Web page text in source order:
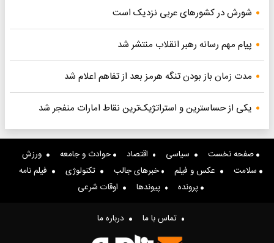
شورش در کشورهای عربی نزدیک است
پیام مهم رسانه رهبر انقلاب منتشر شد
مدت زمان باز بودن تنگه هرمز بعد از تفاهم اعلام شد
یکی از حساسترین و استراتژیک‌ترین نقاط امارات منفجر شد
صفحه نخست سیاسی اقتصاد حوادث و جامعه
ورزش
سلامت
عکس و فیلم خبرهای جالب تکنولوژی
فیلم نامه
پرونده
پیوندها اوقات شرعی
تماس با ما درباره ما